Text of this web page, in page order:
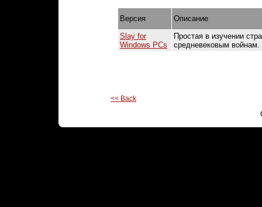
Версия
Описание
Slay for
Windows PCs
Простая в изучении
средневековым войнам.
<< Back